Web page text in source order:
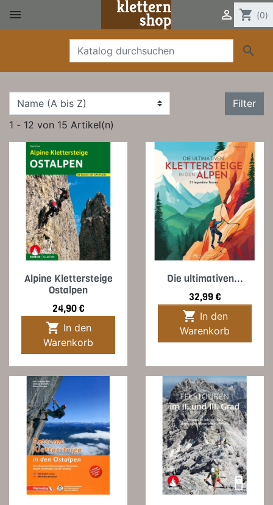
  shopping_cart (0)

Filter
1 - 12 von 15 Artikel(n)
Alpine Klettersteige
Ostalpen
Preis
24,90 €

Warenkorb
Die ultimativen...
Preis
32,99 €

Warenkorb